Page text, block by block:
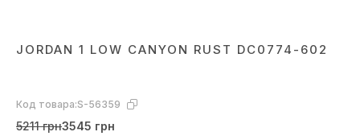
JORDAN 1 LOW CANYON RUST DC0774-602
Код товара:S-56359
5211 грн3545 грн